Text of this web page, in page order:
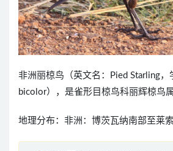
非洲丽椋鸟（英文名：Pied Starling，
bicolor），是雀形目椋鸟科丽辉椋鸟
地理分布：非洲：博茨瓦纳南部至莱